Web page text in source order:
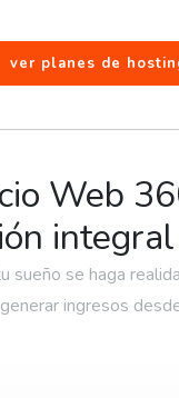
ver planes de
Web
sueño se haga
ingresos